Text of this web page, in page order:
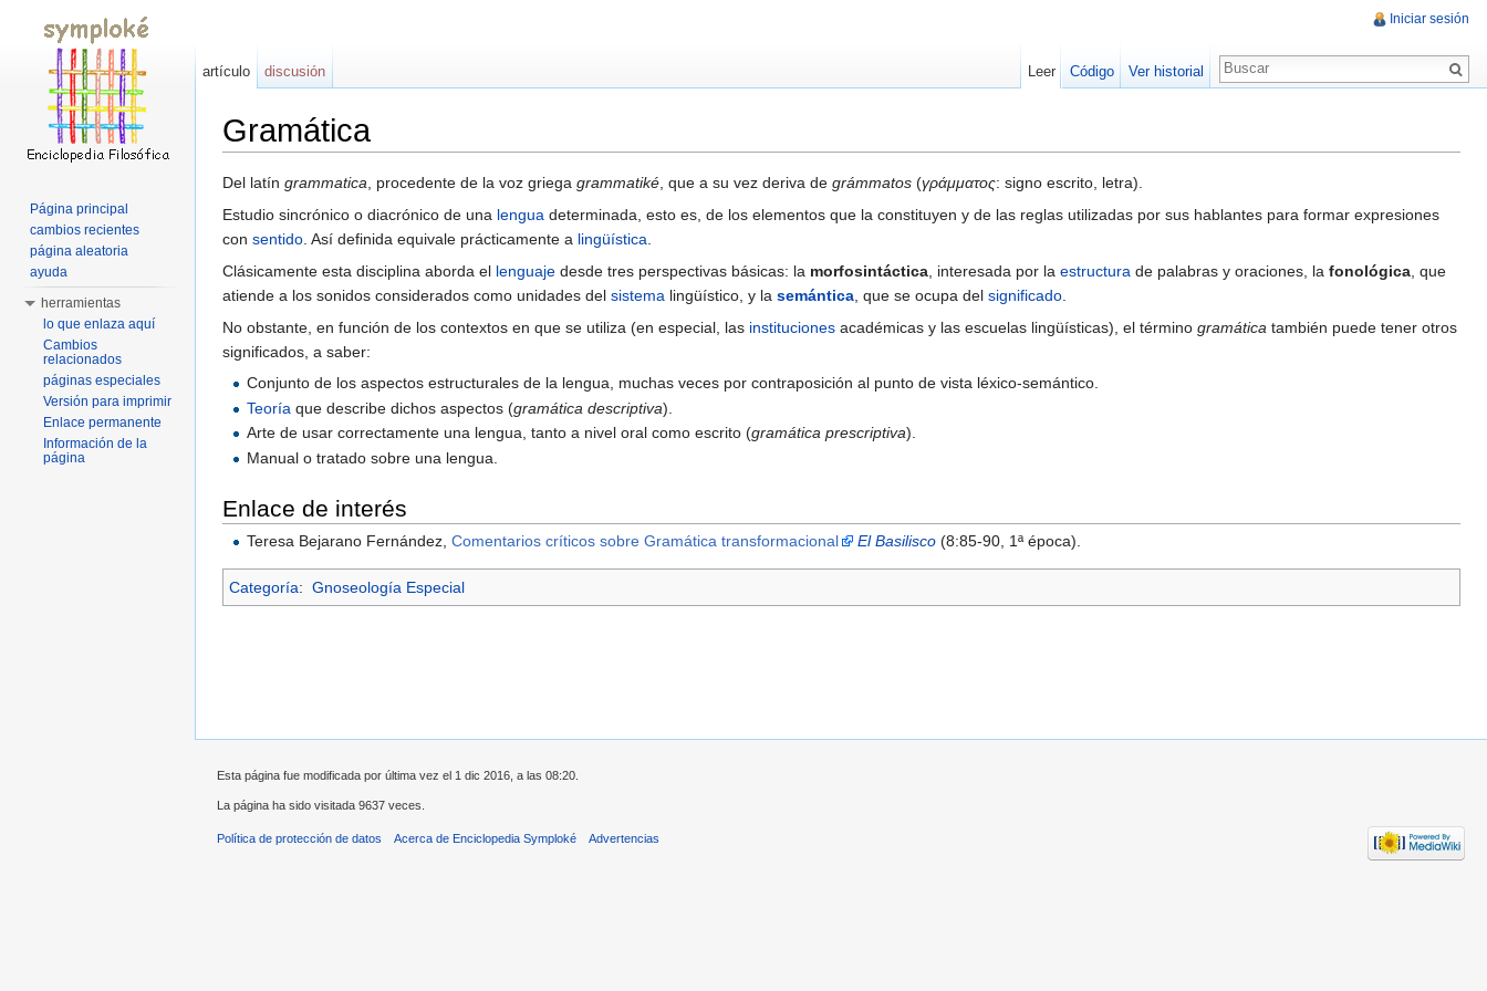
Gramática
Del latín grammatica, procedente de la voz griega grammatiké, que a su vez deriva de grámmatos (γράμματος: signo escrito, letra).
Estudio sincrónico o diacrónico de una lengua determinada, esto es, de los elementos que la constituyen y de las reglas utilizadas por sus hablantes para formar expresiones
con sentido. Así definida equivale prácticamente a lingüística.
Clásicamente esta disciplina aborda el lenguaje desde tres perspectivas básicas: la morfosintáctica, interesada por la estructura de palabras y oraciones, la fonológica, que
atiende a los sonidos considerados como unidades del sistema lingüístico, y la semántica, que se ocupa del significado.
No obstante, en función de los contextos en que se utiliza (en especial, las instituciones académicas y las escuelas lingüísticas), el término gramática también puede tener otros
significados, a saber:
Conjunto de los aspectos estructurales de la lengua, muchas veces por contraposición al punto de vista léxico-semántico.
Teoría que describe dichos aspectos (gramática descriptiva).
Arte de usar correctamente una lengua, tanto a nivel oral como escrito (gramática prescriptiva).
Manual o tratado sobre una lengua.
Enlace de interés
Teresa Bejarano Fernández,Comentarios críticos sobre Gramática transformacional El Basilisco (8:85-90, 1ª época).
Categoría: Gnoseología Especial
Iniciar sesión
artículo discusión Leer Código Ver historial
Página principal
cambios recientes
página aleatoria
ayuda
herramientas
lo que enlaza aquí
Cambios
relacionados
páginas especiales
Versión para imprimir
Enlace permanente
Información de la
página
Esta página fue modificada por última vez el 1 dic 2016, a las 08:20.
La página ha sido visitada 9637 veces.
Política de protección de datos Acerca de Enciclopedia Symploké Advertencias